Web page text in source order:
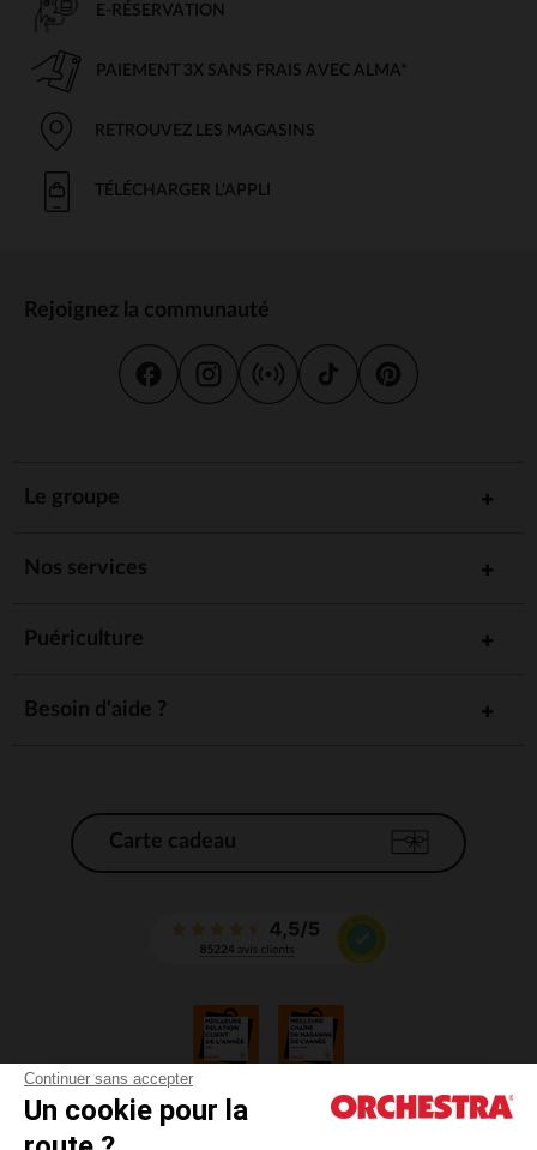
Continuer sans accepter
Un cookie pour la
E-RÉSERVATION
PAIEMENT 3X SANS FRAIS AVEC ALMA*
RETROUVEZ LES MAGASINS
TÉLÉCHARGER L'APPLI
Rejoignez la communauté
Le groupe
Nos services
Puériculture
Besoin d'aide ?
Carte cadeau